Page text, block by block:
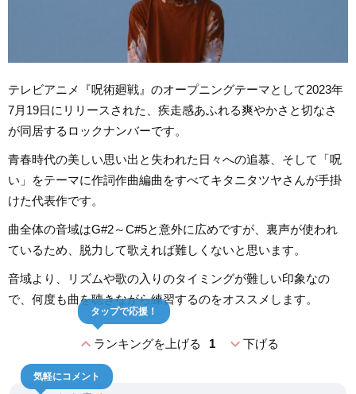
テレビアニメ『呪術廻戦』のオープニングテーマとして2023年
7月19日にリリースされた、疾走感あふれる爽やかさと切なさ
が同居するロックナンバーです。
青春時代の美しい思い出と失われた日々への追慕、そして「呪
い」をテーマに作詞作曲編曲をすべてキタニタツヤさんが手掛
けた代表作です。
曲全体の音域はG#2～C#5と意外に広めですが、裏声が使われ
ているため、脱力して歌えれば難しくないと思います。
音域より、リズムや歌の入りのタイミングが難しい印象なの
で、何度も曲を聴きながら練習するのをオススメします。
expand_lessランキングを上げる 1
タップで応援！
expand_more下げる
気軽にコメント